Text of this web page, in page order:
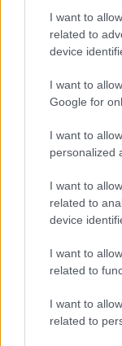
I want to
related to
device
I want to
Google for
I want to
personalized
I want to
related to
device
I want to
related to
I want to
related to
HÍRLEVÉL